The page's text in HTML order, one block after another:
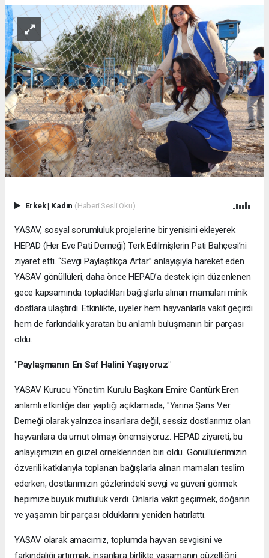
Erkek| Kadın (Haberi Sesli Oku)
YASAV, sosyal sorumluluk projelerine bir yenisini ekleyerek
HEPAD (Her Eve Pati Derneği) Terk Edilmişlerin Pati Bahçesi’ni
ziyaret etti. “Sevgi Paylaştıkça Artar” anlayışıyla hareket eden
YASAV gönüllüleri, daha önce HEPAD’a destek için düzenlenen
gece kapsamında topladıkları bağışlarla alınan mamaları minik
dostlara ulaştırdı. Etkinlikte, üyeler hem hayvanlarla vakit geçirdi
hem de farkındalık yaratan bu anlamlı buluşmanın bir parçası
oldu.
"Paylaşmanın En Saf Halini Yaşıyoruz"
YASAV Kurucu Yönetim Kurulu Başkanı Emire Cantürk Eren
anlamlı etkinliğe dair yaptığı açıklamada, "Yarına Şans Ver
Derneği olarak yalnızca insanlara değil, sessiz dostlarımız olan
hayvanlara da umut olmayı önemsiyoruz. HEPAD ziyareti, bu
anlayışımızın en güzel örneklerinden biri oldu. Gönüllülerimizin
özverili katkılarıyla toplanan bağışlarla alınan mamaları teslim
ederken, dostlarımızın gözlerindeki sevgi ve güveni görmek
hepimize büyük mutluluk verdi. Onlarla vakit geçirmek, doğanın
ve yaşamın bir parçası olduklarını yeniden hatırlattı.
YASAV olarak amacımız, toplumda hayvan sevgisini ve